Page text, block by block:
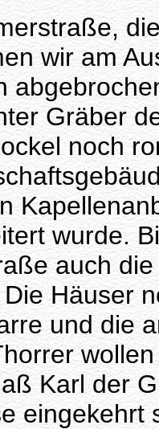
wir am
Gräber
noch
wurde.
auch
Häuser
und die
Karl der
eingekehrt